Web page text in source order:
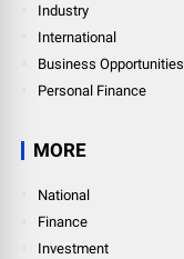
Industry
International
Business Opportunities
Personal Finance
MORE
National
Finance
Investment